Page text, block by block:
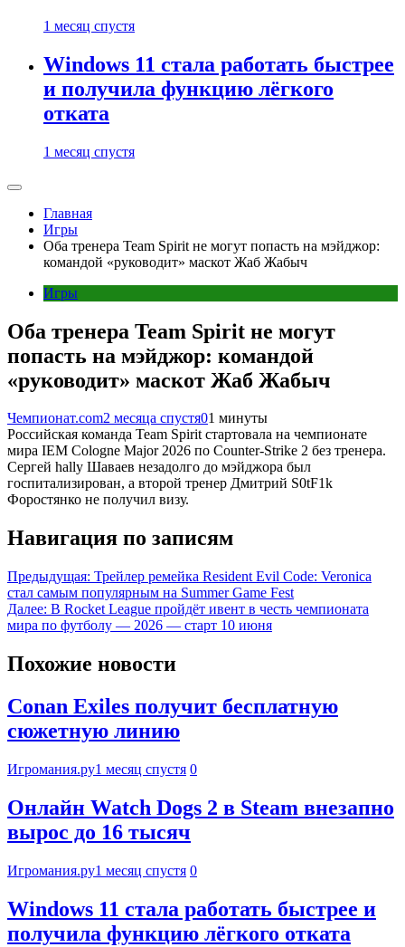
1 месяц спустя
Windows 11 стала работать быстрее
и получила функцию лёгкого
отката
1 месяц спустя
Главная
Игры
Оба тренера Team Spirit не могут попасть на мэйджор:
командой «руководит» маскот Жаб Жабыч
Игры
Оба тренера Team Spirit не могут
попасть на мэйджор: командой
«руководит» маскот Жаб Жабыч
Чемпионат.com2 месяца спустя01 минуты
Российская команда Team Spirit стартовала на чемпионате
мира IEM Cologne Major 2026 по Counter-Strike 2 без тренера.
Сергей hally Шаваев незадолго до мэйджора был
госпитализирован, а второй тренер Дмитрий S0tF1k
Форостянко не получил визу.
Навигация по записям
Предыдущая: Трейлер ремейка Resident Evil Code: Veronica
стал самым популярным на Summer Game Fest
Далее: В Rocket League пройдёт ивент в честь чемпионата
мира по футболу — 2026 — старт 10 июня
Похожие новости
Conan Exiles получит бесплатную
сюжетную линию
Игромания.ру1 месяц спустя 0
Онлайн Watch Dogs 2 в Steam внезапно
вырос до 16 тысяч
Игромания.ру1 месяц спустя 0
Windows 11 стала работать быстрее и
получила функцию лёгкого отката